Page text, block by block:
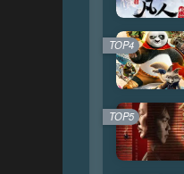
TOP4
TOP5